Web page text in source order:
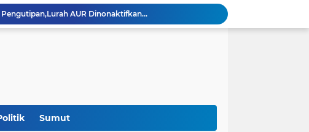
AUR Dinonaktifkan...
Rico Jadi Duta Penggerak Ayah Teladan Kota Medan,Plh Sekda Medan Pun Hadir...
Sumut